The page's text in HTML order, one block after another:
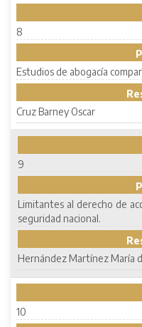
8
Estudios de abogacía
Cruz Barney Oscar
9
Limitantes al derecho de
seguridad nacional.
Hernández Martínez María
10